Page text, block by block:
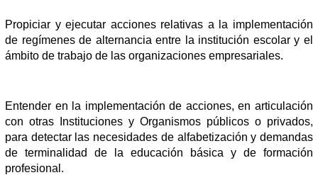
Propiciar y ejecutar acciones relativas a la implementación
de regímenes de alternancia entre la institución escolar y el
ámbito de trabajo de las organizaciones empresariales.
Entender en la implementación de acciones, en articulación
con otras Instituciones y Organismos públicos o privados,
para detectar las necesidades de alfabetización y demandas
de terminalidad de la educación básica y de formación
profesional.